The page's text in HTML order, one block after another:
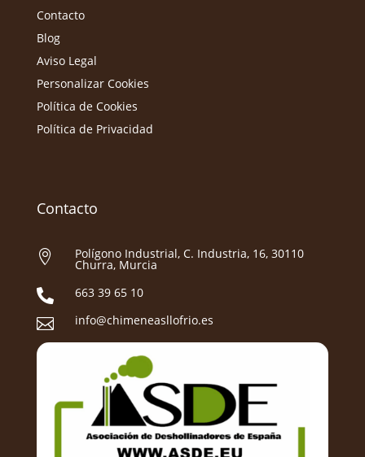
Contacto
Blog
Aviso Legal
Personalizar Cookies
Política de Cookies
Política de Privacidad
Contacto
 Polígono Industrial, C. Industria, 16, 30110
Churra, Murcia
 663 39 65 10
 info@chimeneasllofrio.es